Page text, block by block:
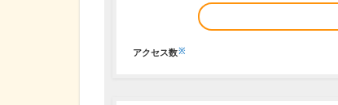
アクセス数※